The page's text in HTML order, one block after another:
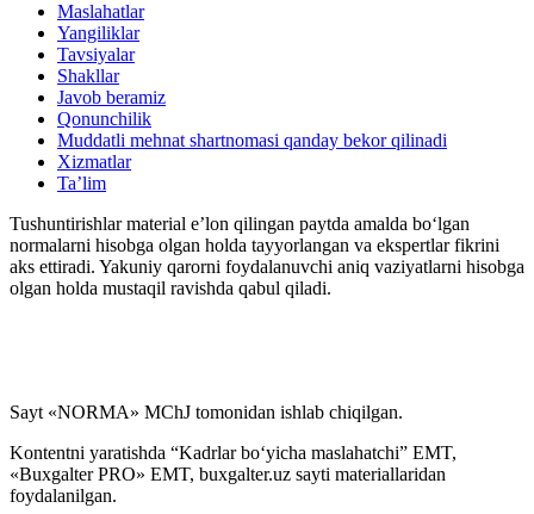
Maslahatlar
Yangiliklar
Tavsiyalar
Shakllar
Javob beramiz
Qonunchilik
Muddatli mehnat shartnomasi qanday bekor qilinadi
Xizmatlar
Ta’lim
Tushuntirishlar material e’lon qilingan paytda amalda boʻlgan
normalarni hisobga olgan holda tayyorlangan va ekspertlar fikrini
aks ettiradi. Yakuniy qarorni foydalanuvchi aniq vaziyatlarni hisobga
olgan holda mustaqil ravishda qabul qiladi.
Sayt «NORMA» MChJ tomonidan ishlab chiqilgan.
Kontentni yaratishda “Kadrlar boʻyicha maslahatchi” EMT,
«Buxgalter PRO» EMT, buxgalter.uz sayti materiallaridan
foydalanilgan.